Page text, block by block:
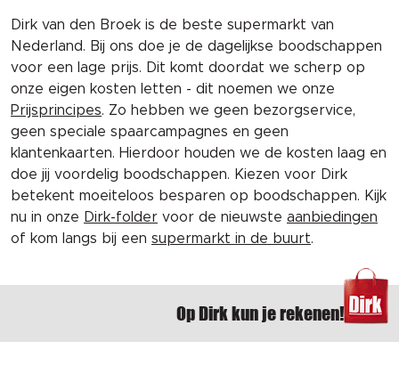
Dirk van den Broek is de beste supermarkt van
Nederland. Bij ons doe je de dagelijkse boodschappen
voor een lage prijs. Dit komt doordat we scherp op
onze eigen kosten letten - dit noemen we onze
Prijsprincipes. Zo hebben we geen bezorgservice,
geen speciale spaarcampagnes en geen
klantenkaarten. Hierdoor houden we de kosten laag en
doe jij voordelig boodschappen. Kiezen voor Dirk
betekent moeiteloos besparen op boodschappen. Kijk
nu in onze Dirk-folder voor de nieuwste aanbiedingen
of kom langs bij een supermarkt in de buurt.
Op Dirk kun je rekenen!